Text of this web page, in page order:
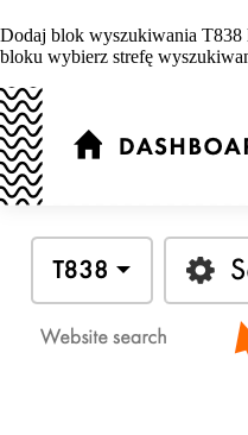
Dodaj blok wyszukiwania T838
bloku wybierz strefę